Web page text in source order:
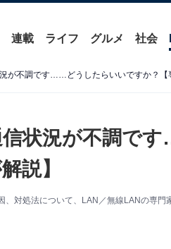
連載 ライフ グルメ 社会
が不調です……どうしたらいいですか？【
信状況が不調で
説】
対処法について、LAN／無線LANの専門